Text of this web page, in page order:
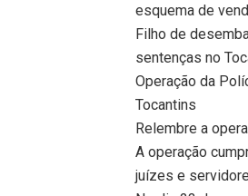
esquema de
Filho de
sentenças no
Operação da
Tocantins
Relembre a
A operação
juízes e